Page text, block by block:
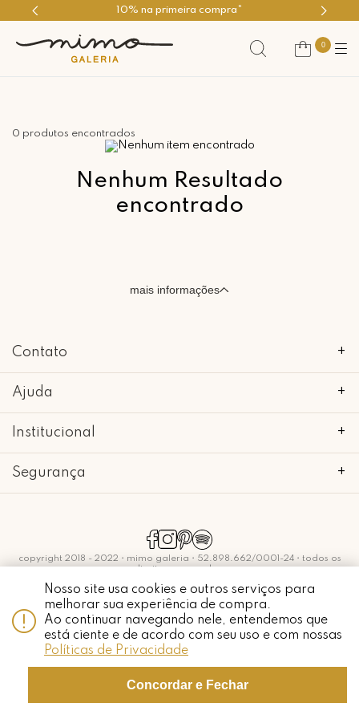
Nosso site usa cookies e outros serviços para
melhorar sua experiência de compra.
Ao continuar navegando nele, entendemos que
está ciente e de acordo com seu uso e com nossas
Políticas de Privacidade
Concordar e Fechar
10% na primeira compra*
0
0 produtos encontrados
Nenhum Resultado
encontrado
mais informações
Contato +
Ajuda +
Institucional +
Segurança +
copyright 2018 - 2022 • mimo galeria • 52.898.662/0001-24 • todos os
direitos reservados.